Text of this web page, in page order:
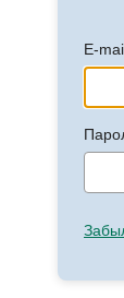
E-